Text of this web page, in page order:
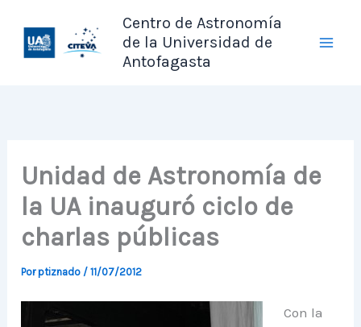
contenido
Centro de Astronomía
de la Universidad de
Antofagasta
Unidad de Astronomía de
la UA inauguró ciclo de
charlas públicas
Porptiznado /11/07/2012
Con la